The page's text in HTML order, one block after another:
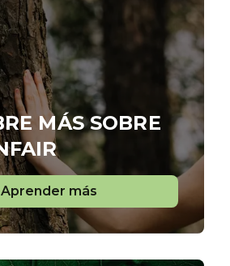
MÁS SOBRE
Aprender más